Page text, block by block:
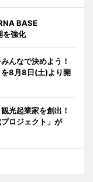
BASE
を強化
んなで決めよう！
8月8日(土)より開
光起業家を創出！
ロジェクト」が